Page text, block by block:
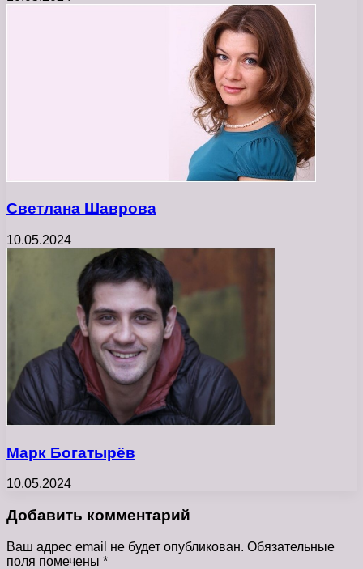
Светлана Шаврова
10.05.2024
Марк Богатырёв
10.05.2024
Добавить комментарий
Ваш адрес email не будет опубликован. Обязательные
поля помечены *